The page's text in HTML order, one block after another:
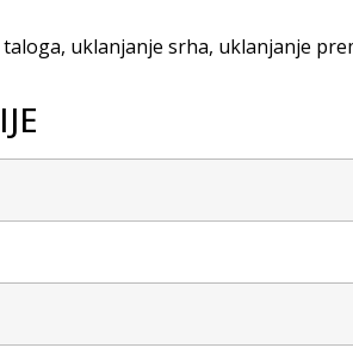
uklanjanje srha, uklanjanje